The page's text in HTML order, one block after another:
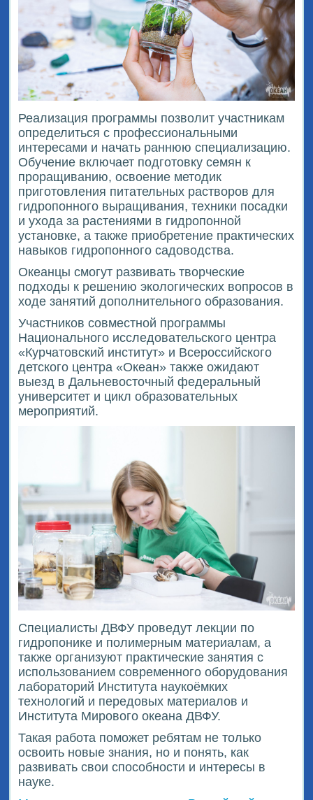
Реализация программы позволит участникам
определиться с профессиональными
интересами и начать раннюю специализацию.
Обучение включает подготовку семян к
проращиванию, освоение методик
приготовления питательных растворов для
гидропонного выращивания, техники посадки
и ухода за растениями в гидропонной
установке, а также приобретение практических
навыков гидропонного садоводства.
Океанцы смогут развивать творческие
подходы к решению экологических вопросов в
ходе занятий дополнительного образования.
Участников совместной программы
Национального исследовательского центра
«Курчатовский институт» и Всероссийского
детского центра «Океан» также ожидают
выезд в Дальневосточный федеральный
университет и цикл образовательных
мероприятий.
Специалисты ДВФУ проведут лекции по
гидропонике и полимерным материалам, а
также организуют практические занятия с
использованием современного оборудования
лабораторий Института наукоёмких
технологий и передовых материалов и
Института Мирового океана ДВФУ.
Такая работа поможет ребятам не только
освоить новые знания, но и понять, как
развивать свои способности и интересы в
науке.